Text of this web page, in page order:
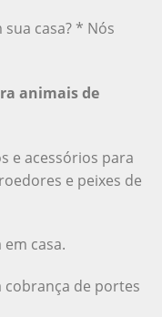
casa? * Nós
animais de
e acessórios para
e peixes de
casa.
cobrança de portes